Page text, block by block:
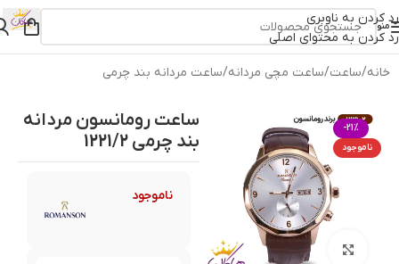
رد کردن به ناوبری
رد کردن به محتوای اصلی
منو
خانه/ساعت/ساعت مچی مردانه/ساعت مردانه بند چرمی
-21%
ناموجود
بزرگنمایی تصویر
ساعت رومانسون مردانه
بند چرمی 1221/2
ناموجود